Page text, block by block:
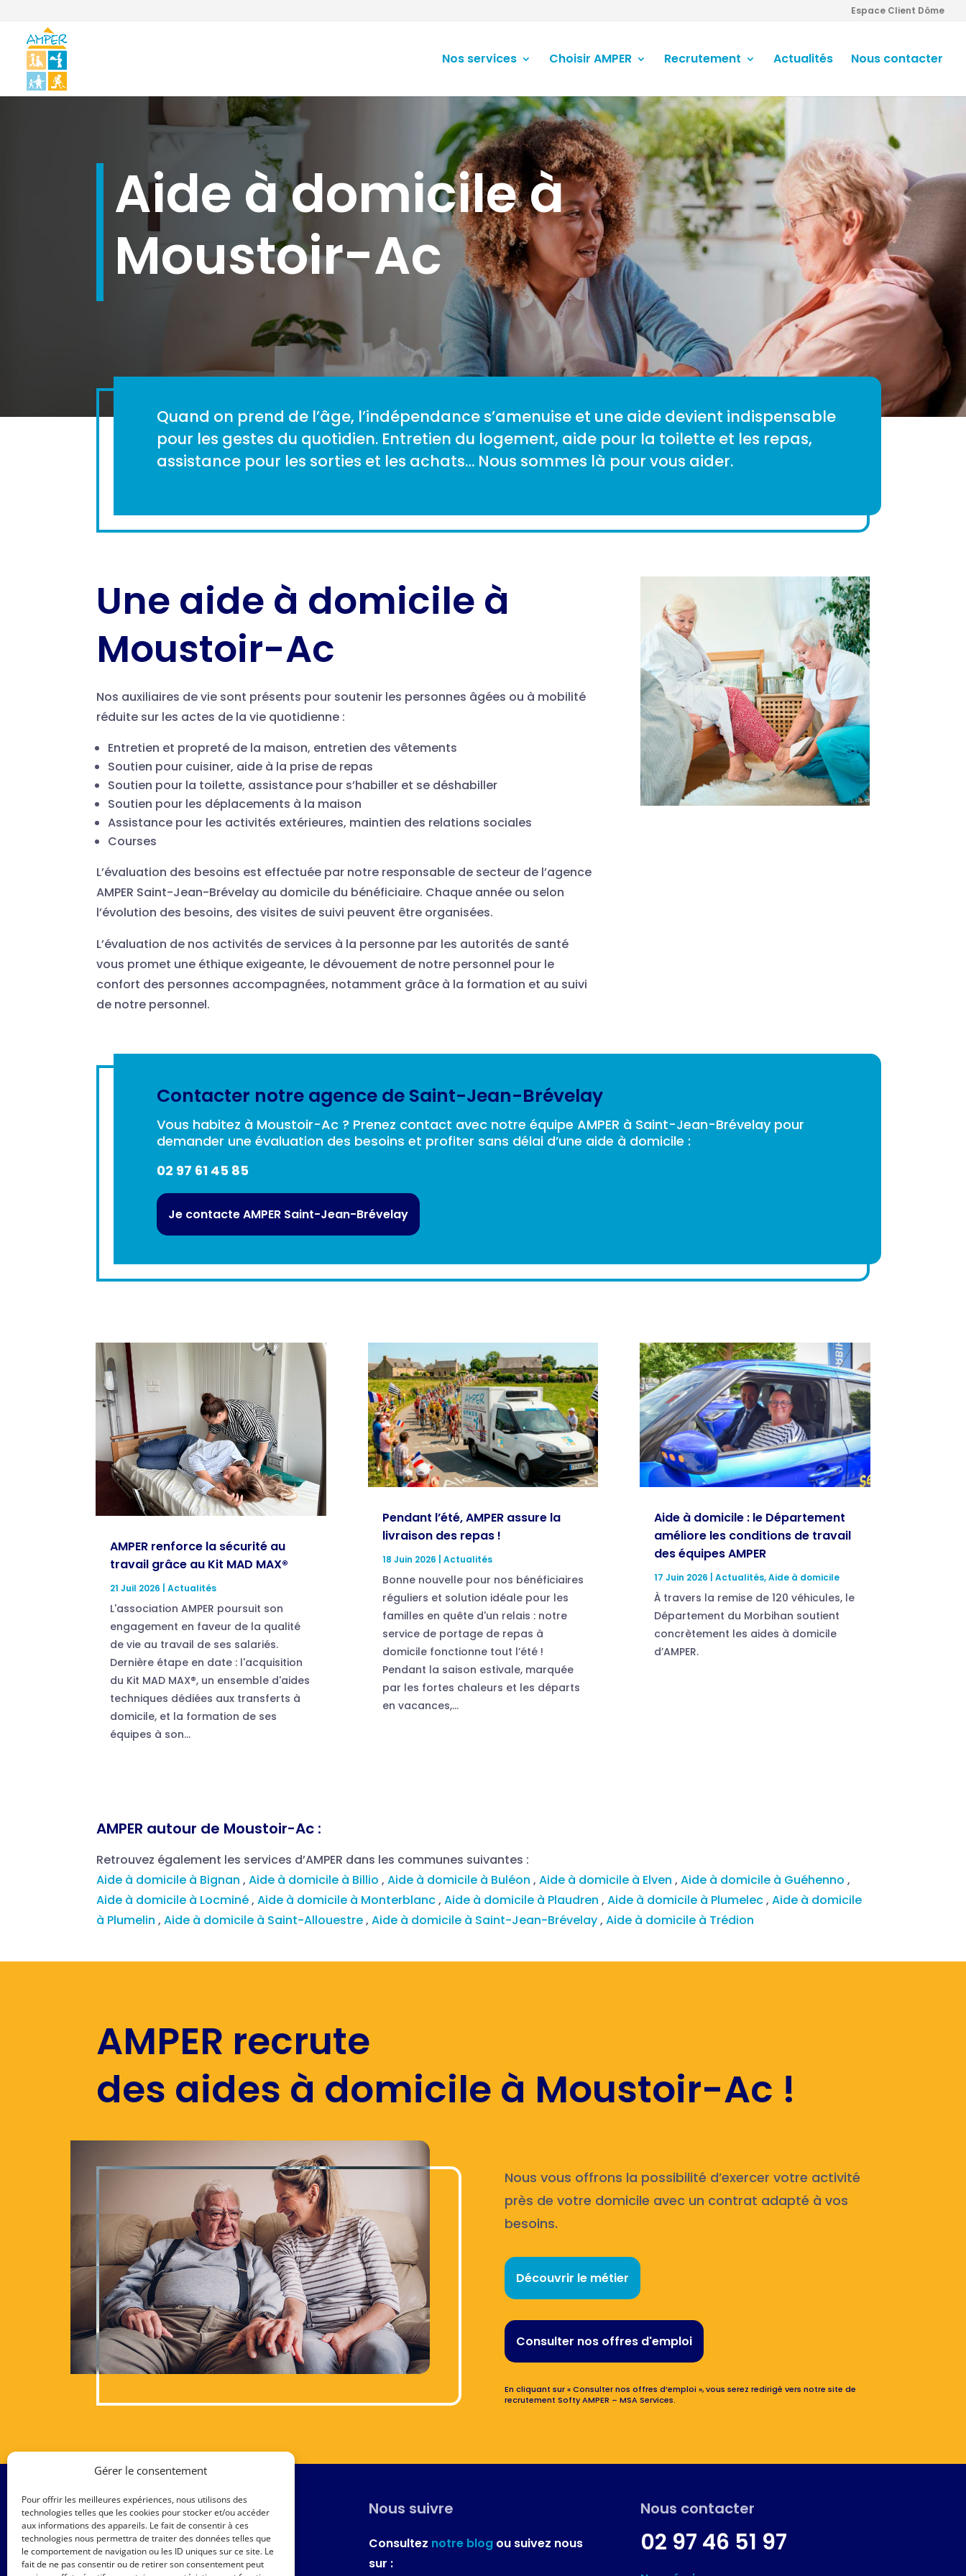
Gérer le consentement
Pour offrir les meilleures expériences, nous utilisons des
technologies telles que les cookies pour stocker et/ou accéder
aux informations des appareils. Le fait de consentir à ces
technologies nous permettra de traiter des données telles que
le comportement de navigation ou les ID uniques sur ce site. Le
fait de ne pas consentir ou de retirer son consentement peut
Espace Client Dôme
Nos services Choisir AMPER Recrutement Actualités Nous contacter
Aide à domicile à
Moustoir-Ac
Quand on prend de l’âge, l’indépendance s’amenuise et une aide devient indispensable
pour les gestes du quotidien. Entretien du logement, aide pour la toilette et les repas,
assistance pour les sorties et les achats… Nous sommes là pour vous aider.
Une aide à domicile à
Moustoir-Ac
Nos auxiliaires de vie sont présents pour soutenir les personnes âgées ou à mobilité
réduite sur les actes de la vie quotidienne :
Entretien et propreté de la maison, entretien des vêtements
Soutien pour cuisiner, aide à la prise de repas
Soutien pour la toilette, assistance pour s’habiller et se déshabiller
Soutien pour les déplacements à la maison
Assistance pour les activités extérieures, maintien des relations sociales
Courses
L’évaluation des besoins est effectuée par notre responsable de secteur de l’agence
AMPER Saint-Jean-Brévelay au domicile du bénéficiaire. Chaque année ou selon
l’évolution des besoins, des visites de suivi peuvent être organisées.
L’évaluation de nos activités de services à la personne par les autorités de santé
vous promet une éthique exigeante, le dévouement de notre personnel pour le
confort des personnes accompagnées, notamment grâce à la formation et au suivi
de notre personnel.
Contacter notre agence de Saint-Jean-Brévelay
Vous habitez à Moustoir-Ac ? Prenez contact avec notre équipe AMPER à Saint-Jean-Brévelay pour
demander une évaluation des besoins et profiter sans délai d’une aide à domicile :
02 97 61 45 85
Je contacte AMPER Saint-Jean-Brévelay
AMPER renforce la sécurité au
travail grâce au Kit MAD MAX®
21 Juil 2026 |Actualités
L'association AMPER poursuit son
engagement en faveur de la qualité
de vie au travail de ses salariés.
Dernière étape en date : l'acquisition
du Kit MAD MAX®, un ensemble d'aides
techniques dédiées aux transferts à
domicile, et la formation de ses
équipes à son...
Pendant l’été, AMPER assure la
livraison des repas !
18 Juin 2026 Actualités
Bonne nouvelle pour nos bénéficiaires
réguliers et solution idéale pour les
familles en quête d'un relais : notre
service de portage de repas à
domicile fonctionne tout l’été !
Pendant la saison estivale, marquée
par les fortes chaleurs et les départs
en vacances,...
Aide à domicile : le Département
améliore les conditions de travail
des équipes AMPER
17 Juin 2026 Actualités,Aide à domicile
À travers la remise de 120 véhicules, le
Département du Morbihan soutient
concrètement les aides à domicile
d’AMPER.
AMPER autour de Moustoir-Ac :
Retrouvez également les services d’AMPER dans les communes suivantes :
Aide à domicile à Bignan,Aide à domicile à Billio,Aide à domicile à Buléon,Aide à domicile à Elven,Aide à domicile à Guéhenno,
Aide à domicile à Locminé,Aide à domicile à Monterblanc,Aide à domicile à Plaudren,Aide à domicile à Plumelec,Aide à domicile
à Plumelin,Aide à domicile à Saint-Allouestre,Aide à domicile à Saint-Jean-Brévelay,Aide à domicile à Trédion
AMPER recrute
des aides à domicile à Moustoir-Ac !
Nous vous offrons la possibilité d’exercer votre activité
près de votre domicile avec un contrat adapté à vos
besoins.
Découvrir le métier
Consulter nos offres d'emploi
En cliquant sur « Consulter nos offres d’emploi », vous serez redirigé vers notre site de
recrutement Softy AMPER – MSA Services.
Nous suivre
Consultez notre blogou suivez nous
sur :
Nous contacter
02 97 46 51 97